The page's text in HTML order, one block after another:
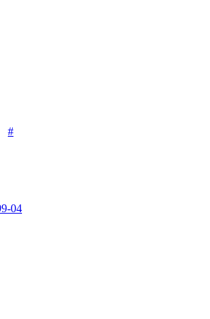
#